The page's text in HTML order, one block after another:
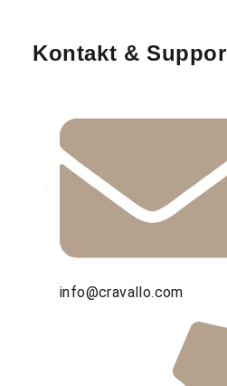
Kontakt &
info@cravallo.com